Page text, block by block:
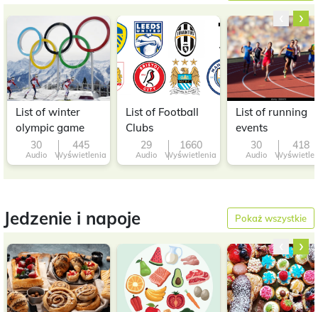
List of winter
olympic game
30
Audio
445
Wyświetlenia
List of Football
Clubs
29
Audio
1660
Wyświetlenia
List of running
events
30
Audio
418
‹ ›
Jedzenie i napoje Pokaż wszystkie
‹ ›